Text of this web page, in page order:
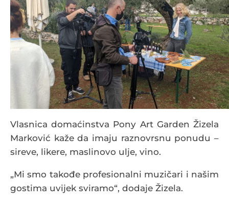
Vlasnica domaćinstva Pony Art Garden Žizela
Marković kaže da imaju raznovrsnu ponudu –
sireve, likere, maslinovo ulje, vino.
„Mi smo takođe profesionalni muzičari i našim
gostima uvijek sviramo“, dodaje Žizela.